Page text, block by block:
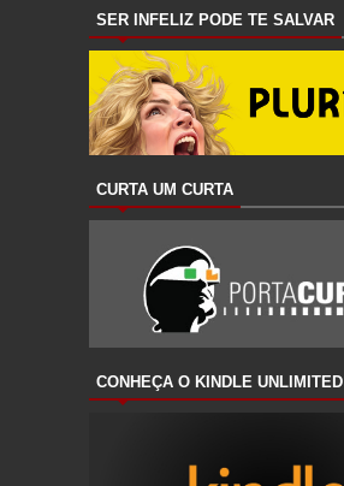
SER INFELIZ PODE TE SALVAR
CURTA UM CURTA
CONHEÇA O KINDLE UNLIMITED